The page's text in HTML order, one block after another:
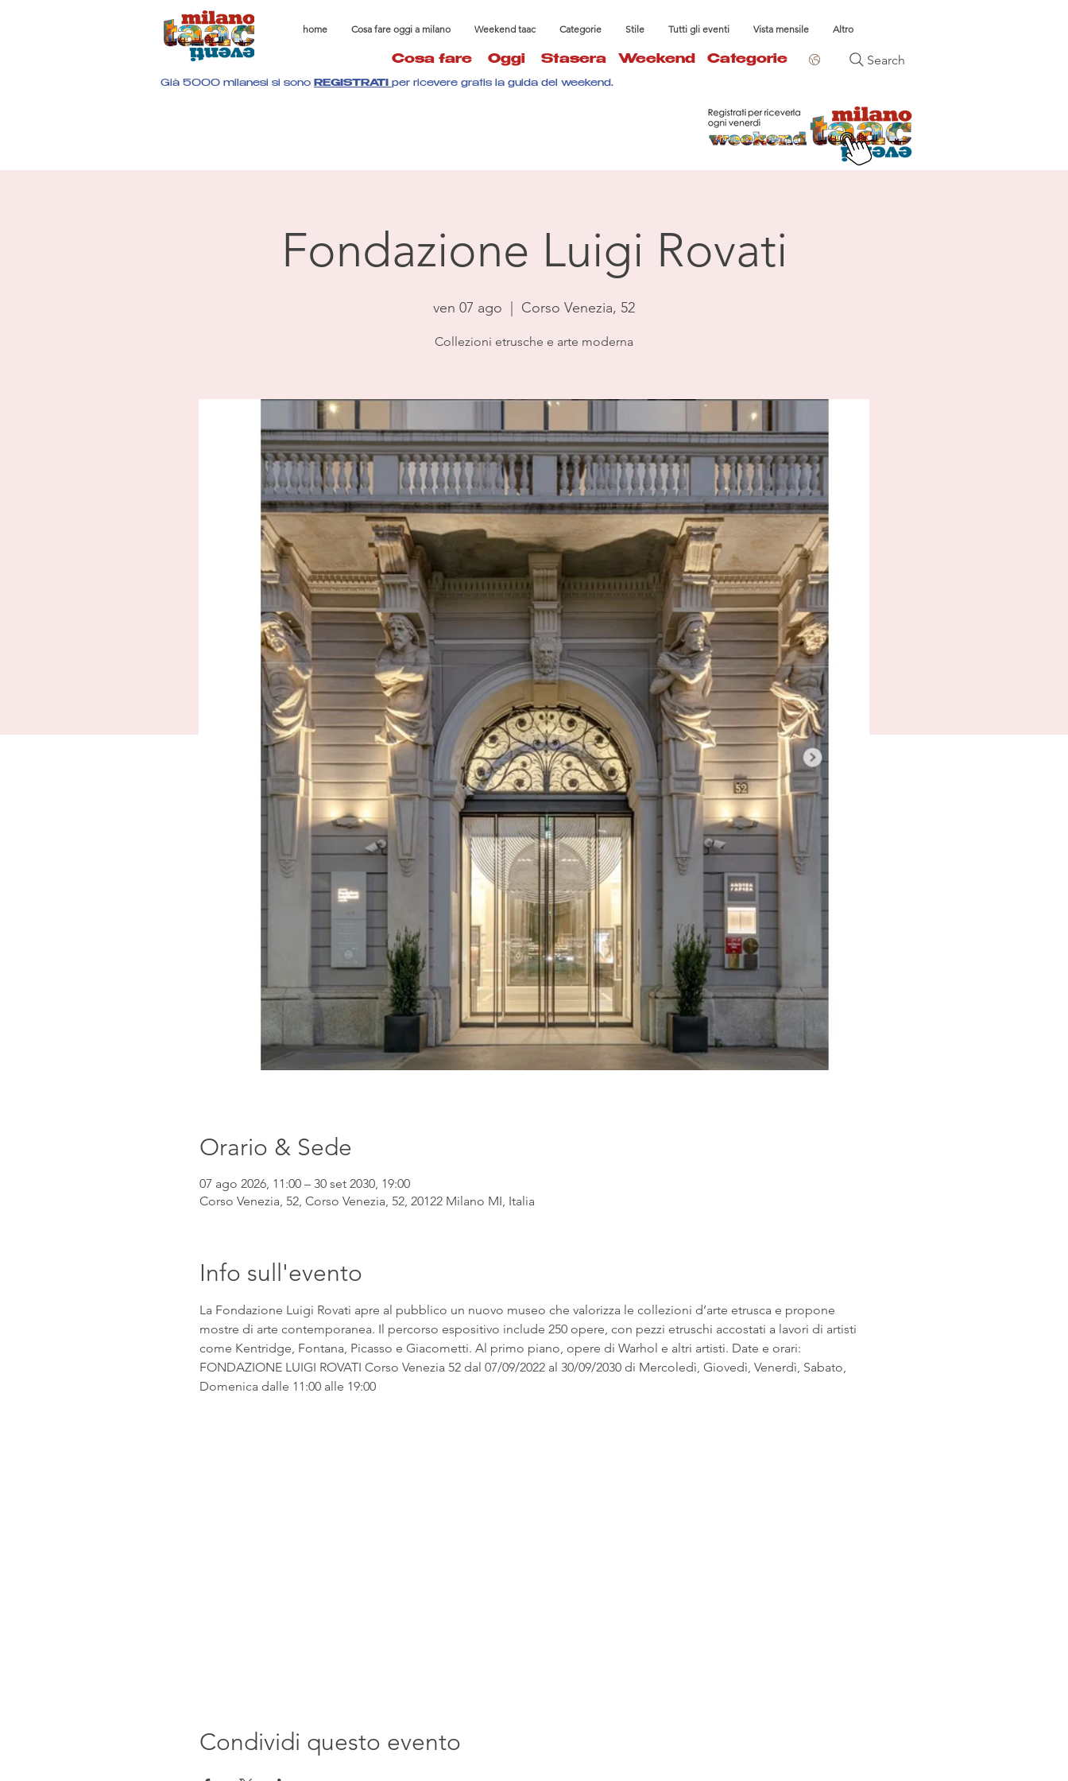
home Cosa fare oggi a milano Weekend taac Categorie Stile Tutti gli eventi Vista mensile Altro
Cosa fare Oggi Stasera Weekend Categorie Search
Già 5000 milanesi si sono REGISTRATI per ricevere gratis la guida del weekend.
Fondazione Luigi Rovati
ven 07 ago Corso Venezia, 52
Collezioni etrusche e arte moderna
Orario & Sede
07 ago 2026, 11:00 – 30 set 2030, 19:00
Corso Venezia, 52, Corso Venezia, 52, 20122 Milano MI, Italia
Info sull'evento
La Fondazione Luigi Rovati apre al pubblico un nuovo museo che valorizza le collezioni d’arte etrusca e propone
mostre di arte contemporanea. Il percorso espositivo include 250 opere, con pezzi etruschi accostati a lavori di artisti
come Kentridge, Fontana, Picasso e Giacometti. Al primo piano, opere di Warhol e altri artisti. Date e orari:
FONDAZIONE LUIGI ROVATI Corso Venezia 52 dal 07/09/2022 al 30/09/2030 di Mercoledì, Giovedì, Venerdì, Sabato,
Domenica dalle 11:00 alle 19:00
Condividi questo evento